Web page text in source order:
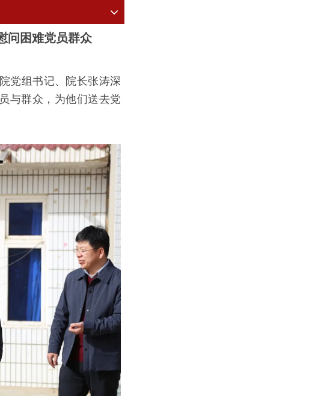
问困难党员群众
党组书记、院长张涛深
与群众，为他们送去党